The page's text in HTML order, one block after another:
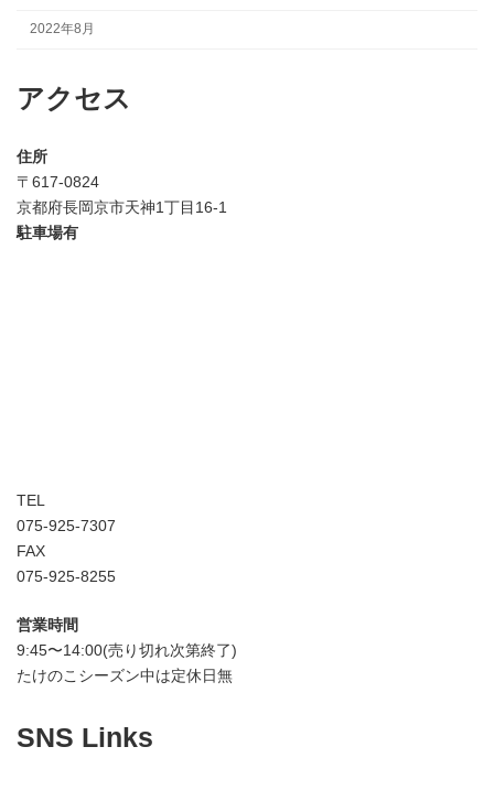
2022年8月
アクセス
住所
〒617-0824
京都府長岡京市天神1丁目16-1
駐車場有
TEL
075-925-7307
FAX
075-925-8255
営業時間
9:45〜14:00(売り切れ次第終了)
たけのこシーズン中は定休日無
SNS Links